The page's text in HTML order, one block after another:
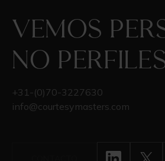
Vemos
no
+31-(0)70-3227630
info@courtesymasters.com